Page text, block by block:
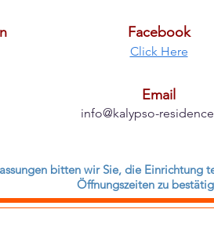
Facebook
Click Here
Email
info@kalypso-
bitten wir Sie, die Einrichtung
Öffnungszeiten zu